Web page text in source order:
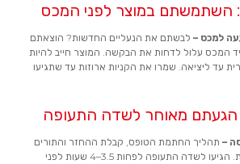
השתמשתם במוצר לפני המכס
לבשתם את הנעליים החדשות? הוצאתם
המכס עלול לדחות את הבקשה. המוצר חייב להיות
עד ליציאה. שמרו את הקניות ארוזות עד שתגיעו
הגעתם מאוחר לשדה התעופה
תהליך החתמת הטופס, קבלת ההחזר והתורים
עשויים לקחת 30–60 דקות. הגיעו לשדה התעופה לפחות 3.5–4 שעות לפני